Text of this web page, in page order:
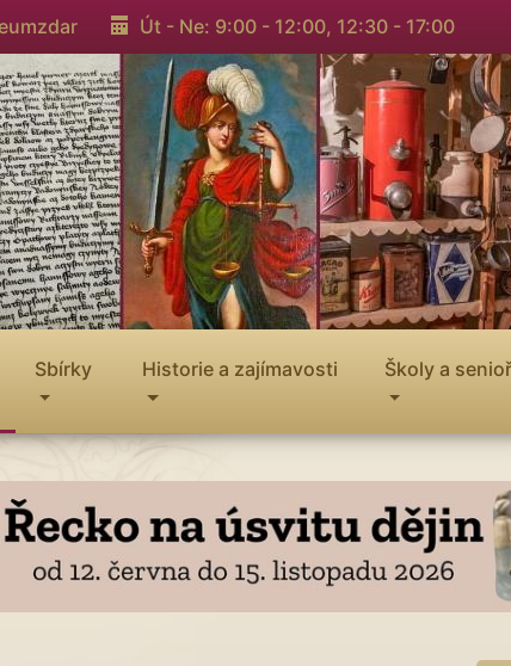
Út - Ne: 9:00 - 12:00, 12:30 - 17:00
Sbírky Historie a zajímavosti Školy a